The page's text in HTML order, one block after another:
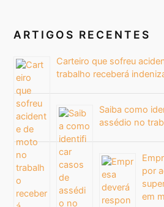
ARTIGOS RECENTES
Carteiro que sofreu
trabalho receberá
Saiba como
assédio no
por
em